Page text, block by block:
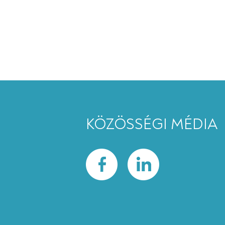
KÖZÖSSÉGI MÉDIA